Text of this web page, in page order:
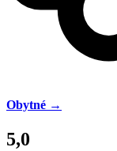
Obytné →
5,0